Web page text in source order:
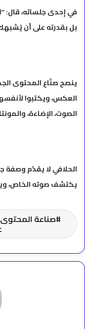
في إحدى جلساته، قال:
بل بقدرته على أن
ينصح صنّاع المحتوى
العكس، ويكتبوا
الصوت، الإضاءة،
الحلافي لا يقدّم وصفة
يكتشف صوته الخاص،
صناعة